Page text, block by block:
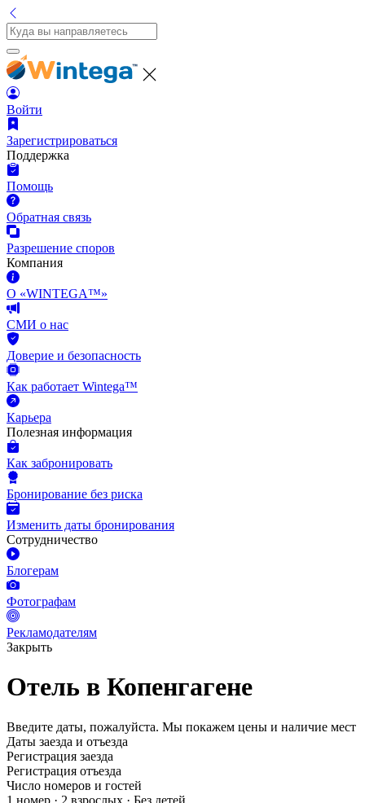
Войти
Зарегистрироваться
Поддержка
Помощь
Обратная связь
Разрешение споров
Компания
О «WINTEGA™»
СМИ о нас
Доверие и безопасность
Как работает Wintega™
Карьера
Полезная информация
Как забронировать
Бронирование без риска
Изменить даты бронирования
Сотрудничество
Блогерам
Фотографам
Рекламодателям
Закрыть
Отель в Копенгагене
Введите даты, пожалуйста. Мы покажем цены и наличие мест
Даты заезда и отъезда
Регистрация заезда
Регистрация отъезда
Число номеров и гостей
1 номер · 2 взрослых · Без детей